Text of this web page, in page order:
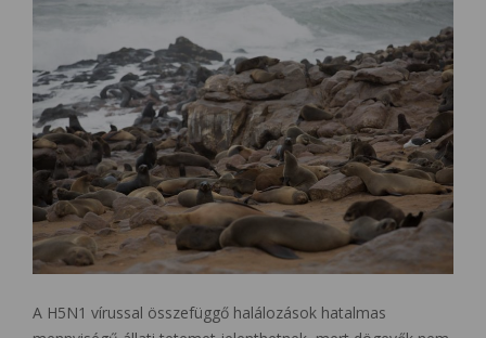
A H5N1 vírussal összefüggő halálozások hatalmas